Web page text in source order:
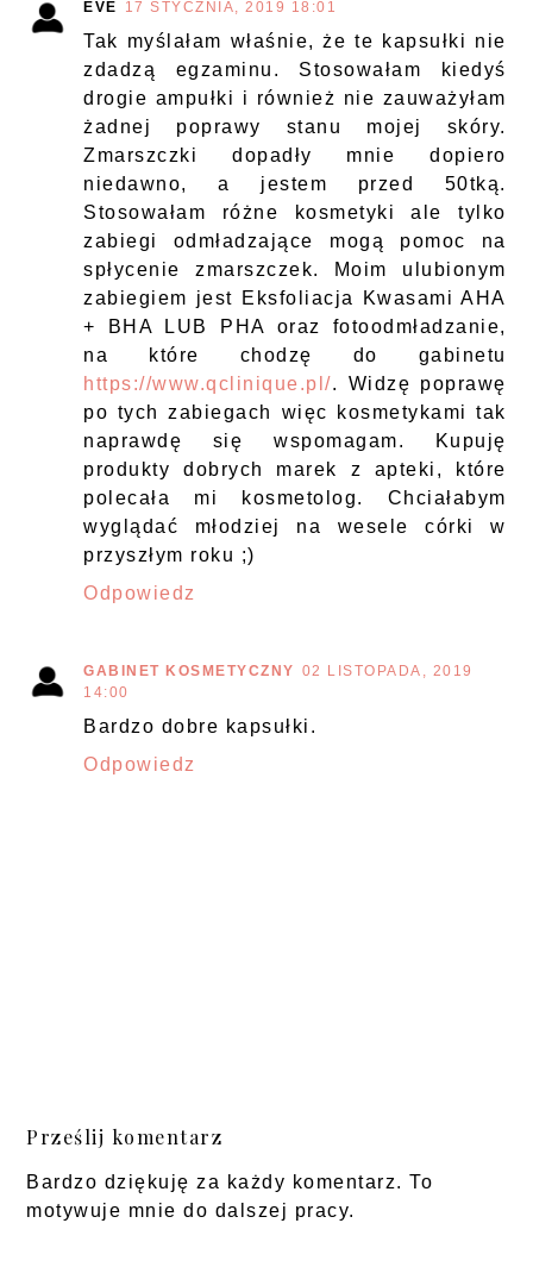
EVE 17 STYCZNIA, 2019 18:01
Tak myślałam właśnie, że te kapsułki nie
zdadzą egzaminu. Stosowałam kiedyś
drogie ampułki i również nie zauważyłam
żadnej poprawy stanu mojej skóry.
Zmarszczki dopadły mnie dopiero
niedawno, a jestem przed 50tką.
Stosowałam różne kosmetyki ale tylko
zabiegi odmładzające mogą pomoc na
spłycenie zmarszczek. Moim ulubionym
zabiegiem jest Eksfoliacja Kwasami AHA
+ BHA LUB PHA oraz fotoodmładzanie,
na które chodzę do gabinetu
https://www.qclinique.pl/. Widzę poprawę
po tych zabiegach więc kosmetykami tak
naprawdę się wspomagam. Kupuję
produkty dobrych marek z apteki, które
polecała mi kosmetolog. Chciałabym
wyglądać młodziej na wesele córki w
przyszłym roku ;)
Odpowiedz
GABINET KOSMETYCZNY 02 LISTOPADA, 2019
14:00
Bardzo dobre kapsułki.
Odpowiedz
Prześlij komentarz
Bardzo dziękuję za każdy komentarz. To
motywuje mnie do dalszej pracy.